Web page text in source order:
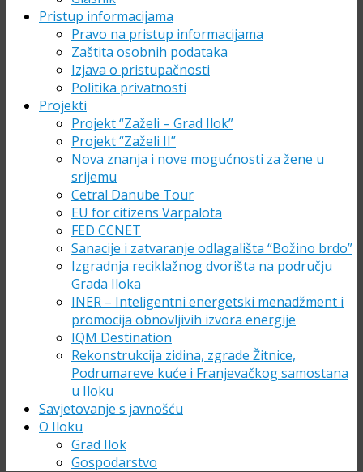
Pristup informacijama
Pravo na pristup informacijama
Zaštita osobnih podataka
Izjava o pristupačnosti
Politika privatnosti
Projekti
Projekt “Zaželi – Grad Ilok”
Projekt “Zaželi II”
Nova znanja i nove mogućnosti za žene u
srijemu
Cetral Danube Tour
EU for citizens Varpalota
FED CCNET
Sanacije i zatvaranje odlagališta “Božino brdo”
Izgradnja reciklažnog dvorišta na području
Grada Iloka
INER – Inteligentni energetski menadžment i
promocija obnovljivih izvora energije
IQM Destination
Rekonstrukcija zidina, zgrade Žitnice,
Podrumareve kuće i Franjevačkog samostana
u Iloku
Savjetovanje s javnošću
O Iloku
Grad Ilok
Gospodarstvo